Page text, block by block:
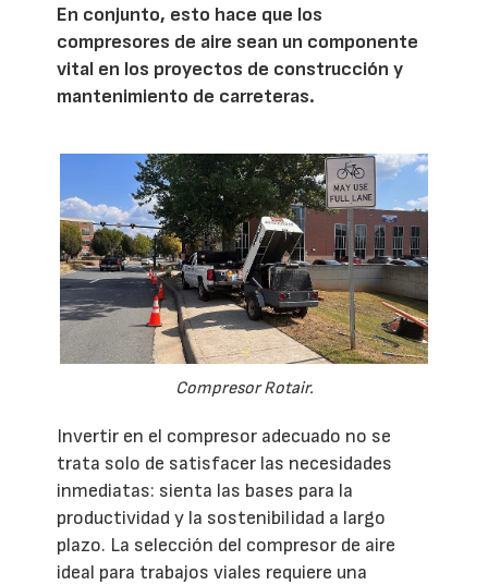
En conjunto, esto hace que los
compresores de aire sean un componente
vital en los proyectos de construcción y
mantenimiento de carreteras.
Compresor Rotair.
Invertir en el compresor adecuado no se
trata solo de satisfacer las necesidades
inmediatas: sienta las bases para la
productividad y la sostenibilidad a largo
plazo. La selección del compresor de aire
ideal para trabajos viales requiere una